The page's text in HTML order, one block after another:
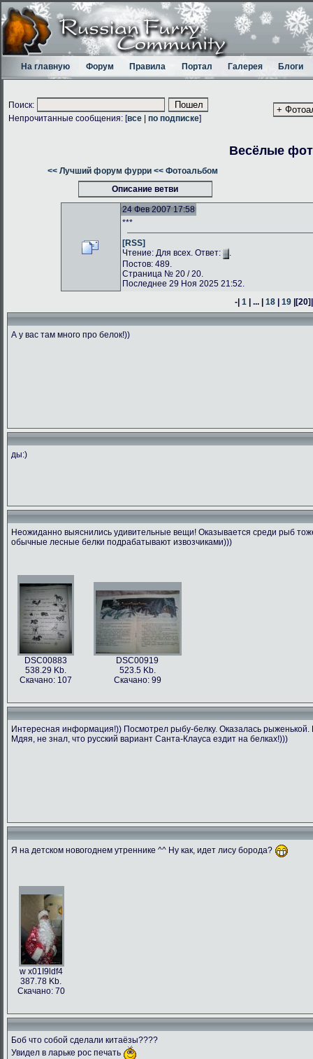
На главную Форум Правила Портал Галерея Блоги
Поиск:
Непрочитанные сообщения: [все по подписке]
Весёлые
<< Лучший форум фурри << Фотоальбом
Описание ветви
24 Фев 2007 17:58
***
[RSS]
Чтение: Для всех. Ответ:
.
Постов: 489.
Страница № 20 / 20.
Последнее 29 Ноя 2025 21:52.
-| 1 | ... | 18 | 19 |[20]
А у вас там много про белок!))
ды:)
Неожиданно выяснились удивительные вещи! Оказывается среди рыб
обычные лесные белки подрабатывают извозчиками)))
DSC00883
538.29 Kb.
Скачано: 107
DSC00919
523.5 Kb.
Скачано: 99
Интересная информация!)) Посмотрел рыбу-белку. Оказалась рыженькой.
Мдяя, не знал, что русский вариант Санта-Клауса ездит на белках!)))
Я на детском новогоднем утреннике ^^ Ну как, идет лису борода?
w x01I9ldf4
387.78 Kb.
Скачано: 70
Боб что собой сделали китаёзы????
Увидел в ларьке рос печать